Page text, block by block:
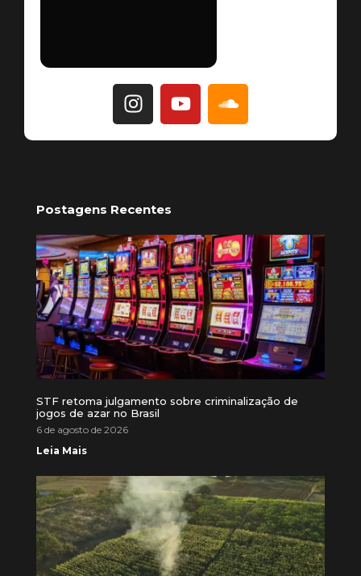
Postagens Recentes
STF retoma julgamento sobre criminalização de
jogos de azar no Brasil
6 de agosto de 2026
Leia Mais